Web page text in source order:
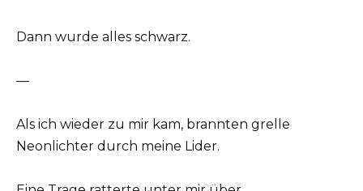
Dann wurde alles schwarz.
—
Als ich wieder zu mir kam, brannten grelle
Neonlichter durch meine Lider.